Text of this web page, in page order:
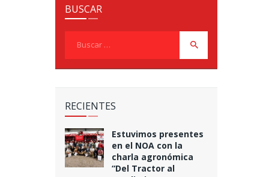
BUSCAR
RECIENTES
Estuvimos presentes
en el NOA con la
charla agronómica
“Del Tractor al